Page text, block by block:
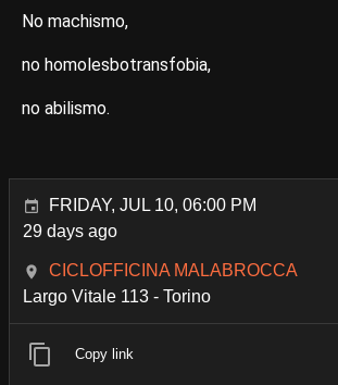
No machismo,
no homolesbotransfobia,
no abilismo.
FRIDAY, JUL 10, 06:00 PM
29 days ago
CICLOFFICINA MALABROCCA
Largo Vitale 113 - Torino
Copy link